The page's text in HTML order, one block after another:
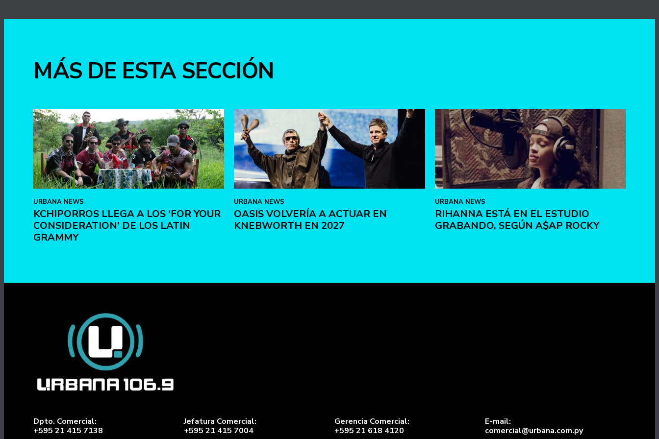
MÁS DE ESTA SECCIÓN
URBANA NEWS
KCHIPORROS LLEGA A LOS ‘FOR YOUR
CONSIDERATION’ DE LOS LATIN
GRAMMY
URBANA NEWS
OASIS VOLVERÍA A ACTUAR EN
KNEBWORTH EN 2027
URBANA NEWS
RIHANNA ESTÁ EN EL ESTUDIO
GRABANDO, SEGÚN A$AP ROCKY
Dpto. Comercial:
+595 21 415 7138
Jefatura Comercial:
+595 21 415 7004
Gerencia Comercial:
+595 21 618 4120
E-mail:
comercial@urbana.com.py